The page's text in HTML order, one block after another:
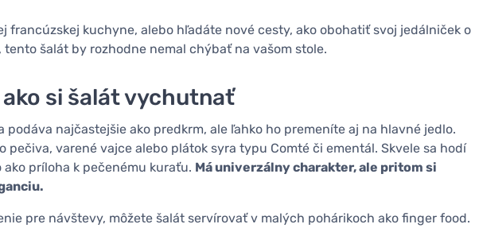
francúzskej kuchyne, alebo hľadáte nové cesty, ako obohatiť svoj jedálniček o
šalát by rozhodne nemal chýbať na vašom stole.
ako si šalát vychutnať
podáva najčastejšie ako predkrm, ale ľahko ho premeníte aj na hlavné jedlo.
pečiva, varené vajce alebo plátok syra typu Comté či ementál. Skvele sa hodí
príloha k pečenému kuraťu. Má univerzálny charakter, ale pritom si
pre návštevy, môžete šalát servírovať v malých pohárikoch ako finger food.